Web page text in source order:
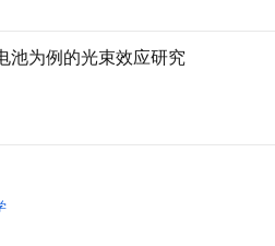
池为例的光束效应研究